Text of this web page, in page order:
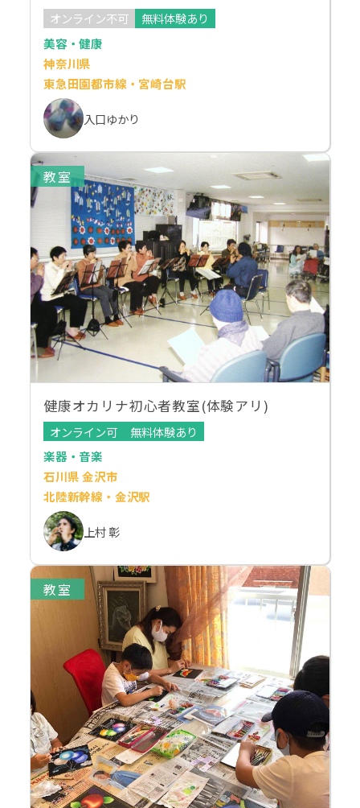
オンライン不可
無料体験あり
美容・健康
神奈川県
東急田園都市線・宮崎台駅
入口ゆかり
教室
健康オカリナ初心者教室(体験アリ)
オンライン可
無料体験あり
楽器・音楽
石川県 金沢市
北陸新幹線・金沢駅
上村 彰
教室